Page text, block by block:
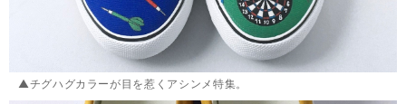
▲チグハグカラーが目を惹くアシンメ特集。